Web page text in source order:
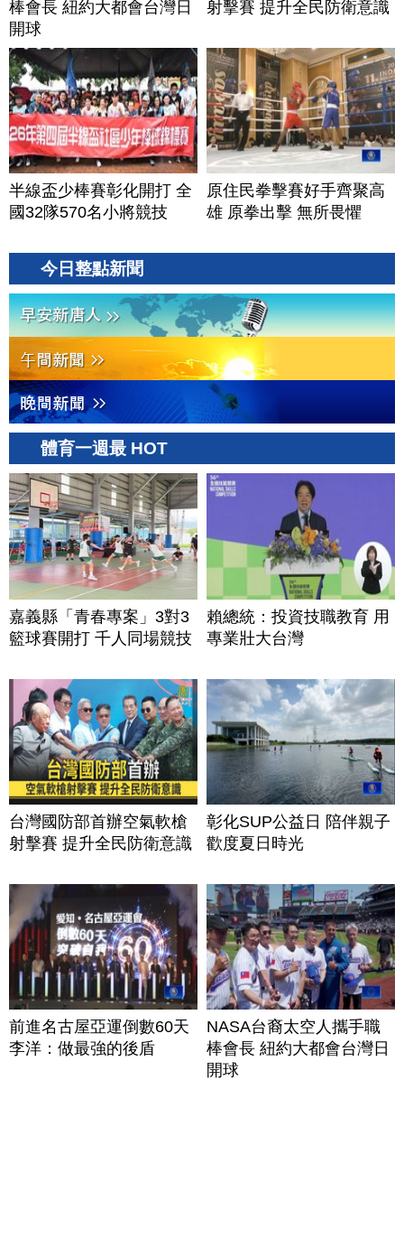
棒會長 紐約大都會台灣日
開球
射擊賽 提升全民防衛意識
半線盃少棒賽彰化開打 全
國32隊570名小將競技
原住民拳擊賽好手齊聚高
雄 原拳出擊 無所畏懼
今日整點新聞
體育一週最 HOT
嘉義縣「青春專案」3對3
籃球賽開打 千人同場競技
賴總統：投資技職教育 用
專業壯大台灣
台灣國防部首辦空氣軟槍
射擊賽 提升全民防衛意識
彰化SUP公益日 陪伴親子
歡度夏日時光
前進名古屋亞運倒數60天
李洋：做最強的後盾
NASA台裔太空人攜手職
棒會長 紐約大都會台灣日
開球